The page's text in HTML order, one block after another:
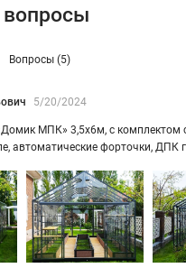
Вопросы (5)
5/20/2024
МПК» 3,5х6м, с ком­плек­том
ав­то­ма­ти­че­ские фор­точ­ки,